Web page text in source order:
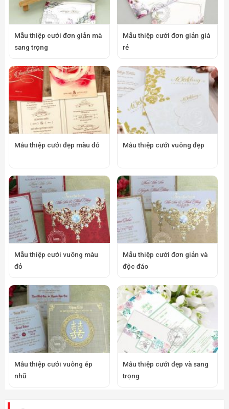
Mẫu thiệp cưới đơn giản mà
sang trọng
Mẫu thiệp cưới đơn giản giá
rẻ
Mẫu thiệp cưới đẹp màu đỏ Mẫu thiệp cưới vuông đẹp
Mẫu thiệp cưới vuông màu
đỏ
Mẫu thiệp cưới đơn giản và
độc đáo
Mẫu thiệp cưới vuông ép
nhũ
Mẫu thiệp cưới đẹp và sang
trọng